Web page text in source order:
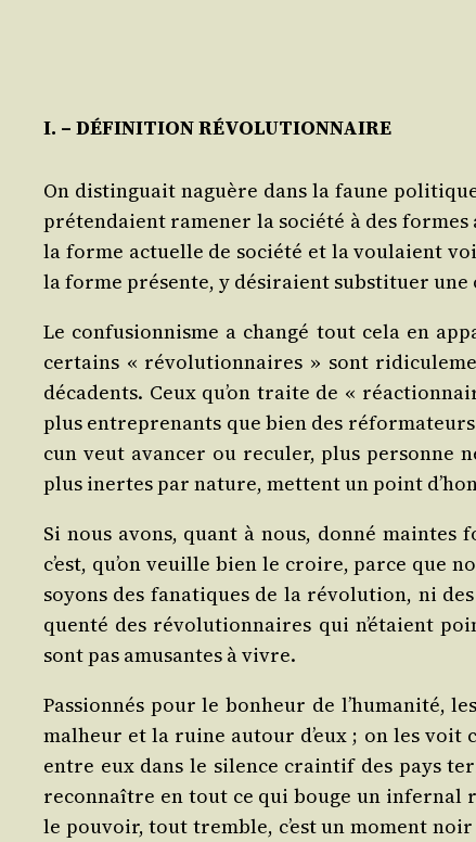
I. – DÉFINITION RÉVOLUTIONNAIRE
On dis­tin­guait naguère dans la faune
pré­ten­daient rame­ner la socié­té à des formes
la forme actuelle de socié­té et la vou­laient
la forme pré­sente, y dési­raient sub­sti­tuer
Le confu­sion­nisme a chan­gé tout cela en
cer­tains « révo­lu­tion­naires » sont
déca­dents. Ceux qu’on traite de «
plus entre­pre­nants que bien des
cun veut avan­cer ou recu­ler, plus per­sonne
plus inertes par nature, mettent un point
Si nous avons, quant à nous, don­né
c’est, qu’on veuille bien le croire, parce que
soyons des fana­tiques de la révo­lu­tion, ni
quen­té des révo­lu­tion­naires qui n’étaient
sont pas amu­santes à vivre.
Pas­sion­nés pour le bon­heur de l’humanité,
mal­heur et la ruine autour d’eux ; on les voit
entre eux dans le silence crain­tif des pays
recon­naître en tout ce qui bouge un infer­nal
le pou­voir, tout tremble, c’est un moment